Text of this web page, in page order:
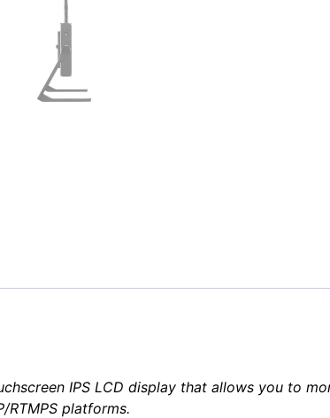
IPS LCD display that allows you to
RTMPS platforms.